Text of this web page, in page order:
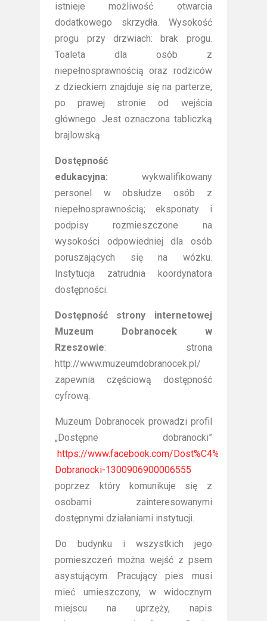
istnieje możliwość otwarcia
dodatkowego skrzydła. Wysokość
progu przy drzwiach: brak progu.
Toaleta dla osób z
niepełnosprawnością oraz rodziców
z dzieckiem znajduje się na parterze,
po prawej stronie od wejścia
głównego. Jest oznaczona tabliczką
brajlowską.
Dostępność
edukacyjna: wykwalifikowany
personel w obsłudze osób z
niepełnosprawnością; eksponaty i
podpisy rozmieszczone na
wysokości odpowiedniej dla osób
poruszających się na wózku.
Instytucja zatrudnia koordynatora
dostępności.
Dostępność strony internetowej
Muzeum Dobranocek w
Rzeszowie: strona
http://www.muzeumdobranocek.pl/
zapewnia częściową dostępność
cyfrową.
Muzeum Dobranocek prowadzi profil
„Dostępne dobranocki”
https://www.facebook.com/Dost%C4%99pne-
Dobranocki-1300906900006555
poprzez który komunikuje się z
osobami zainteresowanymi
dostępnymi działaniami instytucji.
Do budynku i wszystkich jego
pomieszczeń można wejść z psem
asystującym. Pracujący pies musi
mieć umieszczony, w widocznym
miejscu na uprzęży, napis